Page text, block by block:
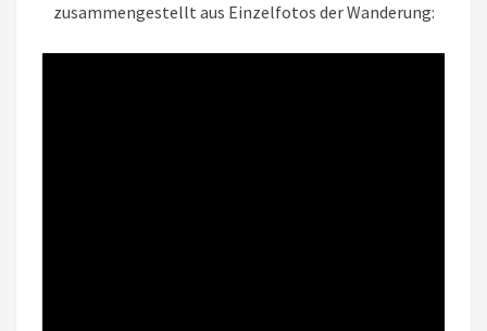
zusammengestellt aus Einzelfotos der Wanderung: